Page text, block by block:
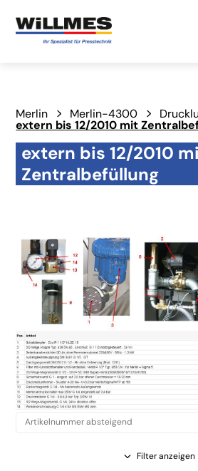
Merlin Merlin-4300
extern bis 12/2010 mit
extern bis 12/2010
Zentralbefüllung
Filter anzeigen